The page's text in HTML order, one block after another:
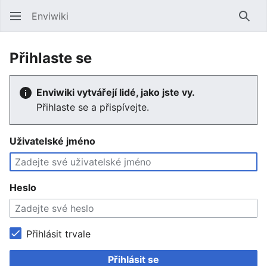
Enviwiki
Přihlaste se
Enviwiki vytvářejí lidé, jako jste vy.
Přihlaste se a přispívejte.
Uživatelské jméno
Heslo
Přihlásit trvale
Přihlásit se